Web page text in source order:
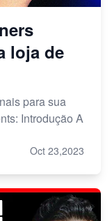
loja de
para sua
Introdução A
Oct 23,2023